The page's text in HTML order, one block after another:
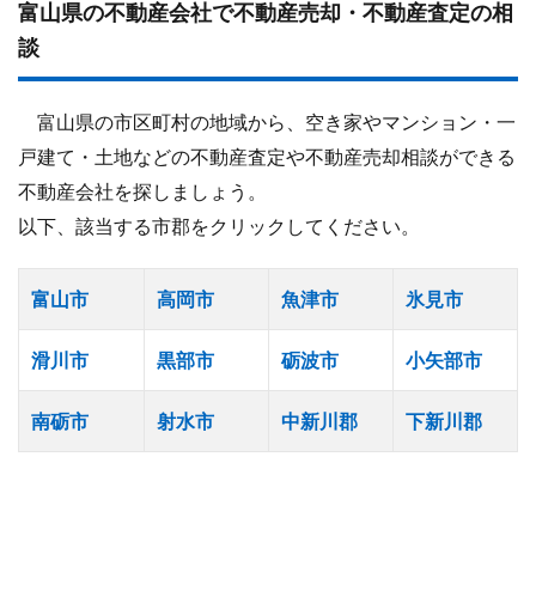
富山県の不動産会社で不動産売却・不動産査定の相
談
富山県の市区町村の地域から、空き家やマンション・一
戸建て・土地などの不動産査定や不動産売却相談ができる
不動産会社を探しましょう。
以下、該当する市郡をクリックしてください。
富山市 高岡市 魚津市 氷見市
滑川市 黒部市 砺波市 小矢部市
南砺市 射水市 中新川郡 下新川郡